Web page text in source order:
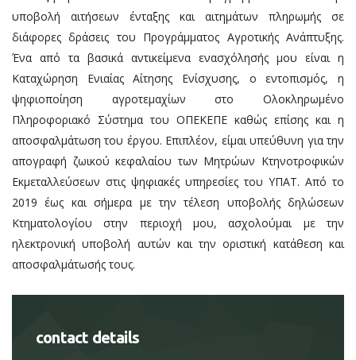
υποβολή αιτήσεων ένταξης και αιτημάτων πληρωμής σε
διάφορες δράσεις του Προγράμματος Αγροτικής Ανάπτυξης.
Ένα από τα βασικά αντικείμενα ενασχόλησής μου είναι η
Καταχώρηση Ενιαίας Αίτησης Ενίσχυσης, ο εντοπισμός, η
ψηφιοποίηση αγροτεμαχίων στο Ολοκληρωμένο
Πληροφοριακό Σύστημα του ΟΠΕΚΕΠΕ καθώς επίσης και η
αποσφαλμάτωση του έργου. Επιπλέον, είμαι υπεύθυνη για την
απογραφή ζωικού κεφαλαίου των Μητρώων Κτηνοτροφικών
Εκμεταλλεύσεων στις ψηφιακές υπηρεσίες του ΥΠΑΤ. Από το
2019 έως και σήμερα με την τέλεση υποβολής δηλώσεων
Κτηματολογίου στην περιοχή μου, ασχολούμαι με την
ηλεκτρονική υποβολή αυτών και την οριστική κατάθεση και
αποσφαλμάτωσής τους.
contact details